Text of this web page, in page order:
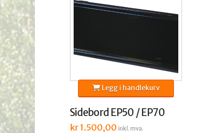
Sidebord EP50 / EP70
kr1.500,00 inkl. mva.
Legg i handlekurv